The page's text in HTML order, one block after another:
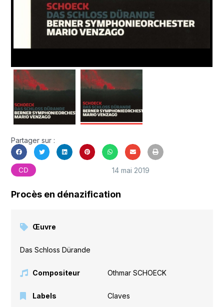
Partager sur :
CD 14 mai 2019
Procès en dénazification
Œuvre
Das Schloss Dürande
Compositeur Othmar SCHOECK
Labels Claves